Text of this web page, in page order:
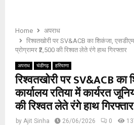
Home
अपराध
रिश्वतखोरी पर SV&ACB का शिकंजा, एसडीएम
प्रोग्रामर ₹2,500 की रिश्वत लेते रंगे हाथ गिरफ्तार
अपराध चंडीगढ़ हरियाणा
रिश्वतखोरी पर SV&ACB
कार्यालय रतिया में कार्यरत
की रिश्वत लेते रंगे हाथ गिरफ्तार
by Ajit Sinha 26/06/2026 0